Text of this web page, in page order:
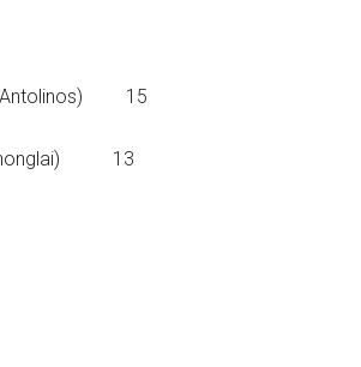
Antolinos) 15
Thonglai) 13